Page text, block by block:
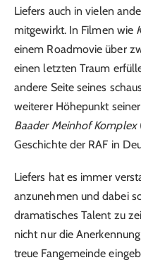
Liefers auch in vielen
mitgewirkt. In Filmen wie
einem Roadmovie über
einen letzten Traum
andere Seite seines
weiterer Höhepunkt
Baader Meinhof Komplex
Geschichte der RAF in
Liefers hat es immer
anzunehmen und dabei
dramatisches Talent zu
nicht nur die
treue Fangemeinde